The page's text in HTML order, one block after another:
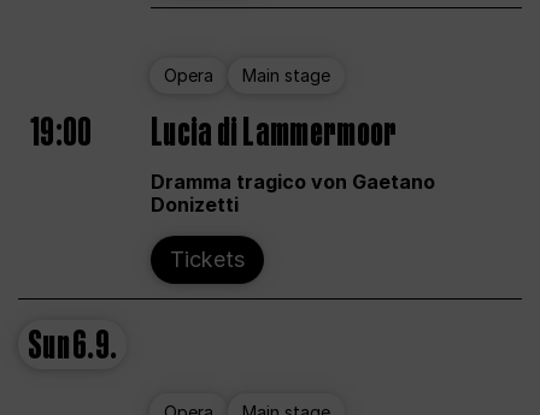
Opera Main stage
19:00 Lucia di Lammermoor
Dramma tragico von Gaetano
Donizetti
Tickets
Sun6.9.